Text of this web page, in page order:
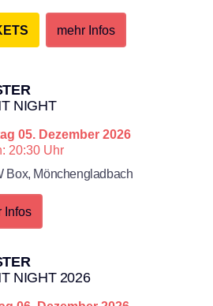
mehr Infos
NIGHT
05. Dezember 2026
20:30 Uhr
Box, Mönchengladbach
Infos
NIGHT 2026